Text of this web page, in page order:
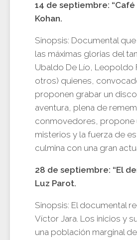
14 de septiembre:
Kohan.
Sinopsis: Documental
las máximas glorias del
Ubaldo De Lío, Leopoldo
otros) quienes,
proponen grabar un
aventura, plena de
conmovedores,
misterios y la fuerza de
culmina con una gran
28 de septiembre: “El
Luz Parot.
Sinopsis: El documental
Víctor Jara. Los inicios y
una población marginal